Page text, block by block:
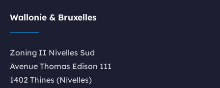
Wallonie & Bruxelles
Zoning II Nivelles Sud
Avenue Thomas Edison 111
1402 Thines (Nivelles)